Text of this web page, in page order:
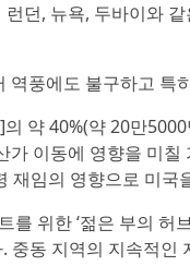
던, 뉴욕, 두바이와
역풍에도 불구하고
약 40%(약 20만
가 이동에 영향을 미
재임의 영향으로 미
위한 ‘젊은 부의
중동 지역의 지속적